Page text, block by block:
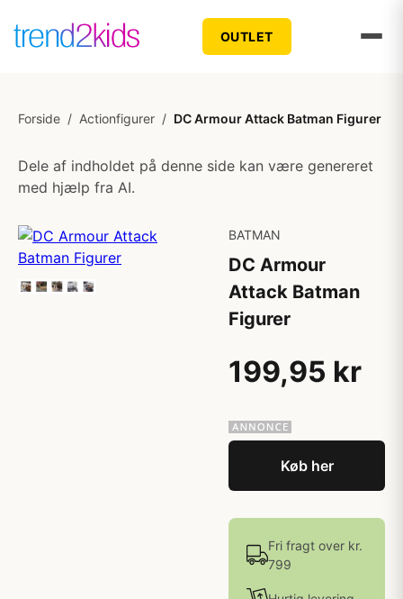
OUTLET
Forside / Actionfigurer / DC Armour Attack Batman Figurer
Dele af indholdet på denne side kan være genereret
med hjælp fra AI.
BATMAN
DC Armour
Attack Batman
Figurer
199,95 kr
Køb her
Fri fragt over kr.
799